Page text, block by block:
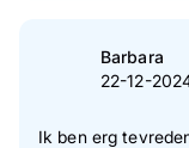
Barbara
22-12-
Ik ben erg